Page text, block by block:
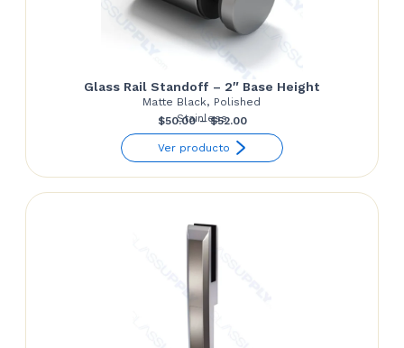
Glass Rail Standoff – 2″ Base Height
Matte Black, Polished
Stainless
$50.00 – $52.00Price
range:
through
Ver producto